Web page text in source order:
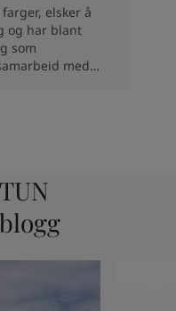
elsker å
og har blant
som
med